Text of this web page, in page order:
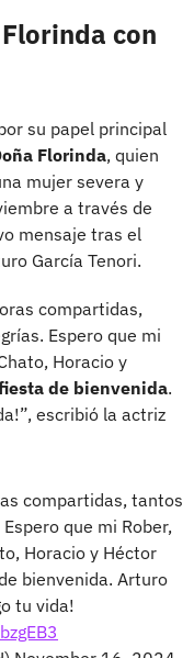
con
su papel principal
Florinda, quien
mujer severa y
a través de
mensaje tras el
García Tenori.
compartidas,
Espero que mi
Horacio y
de bienvenida.
escribió la actriz
compartidas, tantos
que mi Rober,
Horacio y Héctor
bienvenida. Arturo
tu vida!